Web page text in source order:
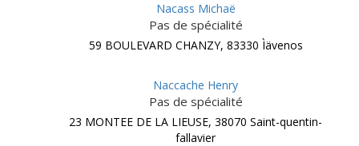
Nacass Michaë
Pas de spécialité
59 BOULEVARD CHANZY, 83330 Ìävenos
Naccache Henry
Pas de spécialité
23 MONTEE DE LA LIEUSE, 38070 Saint-quentin-
fallavier